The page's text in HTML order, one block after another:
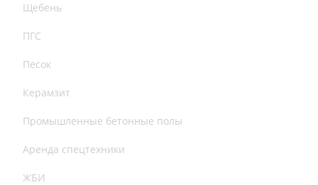
Щебень
ПГС
Песок
Керамзит
Промышленные бетонные полы
Аренда спецтехники
ЖБИ